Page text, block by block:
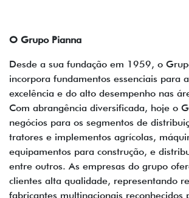
O Grupo Pianna
Desde a sua fundação em 1959, o
incorpora fundamentos essenciais para
excelência e do alto desempenho nas
Com abrangência diversificada, hoje o
negócios para os segmentos de
tratores e implementos agrícolas,
equipamentos para construção, e
entre outros. As empresas do grupo
clientes alta qualidade, representando
fabricantes multinacionais reconhecidos